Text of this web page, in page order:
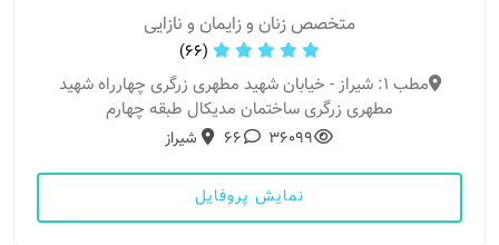
متخصص زنان و زایمان و نازایی
(66)
مطب 1: شیراز - خیابان شهید مطهری زرگری چهارراه شهید
مطهری زرگری ساختمان مدیکال طبقه چهارم
36099
66 شیراز
نمایش پروفایل